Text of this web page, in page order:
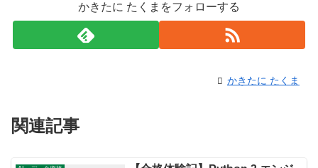
かきたに たくまをフォローする
かきたに たくま
関連記事